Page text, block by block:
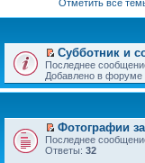
Отметить все
П
е
р
е
т
и
к
п
Субботник и
Последнее
Добавлено в форуме
П
е
Фотографии
Последнее
Ответы: 32